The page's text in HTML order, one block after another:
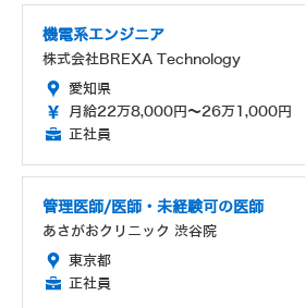
機電系エンジニア
株式会社BREXA Technology
愛知県
月給22万8,000円～26万1,000円
正社員
管理医師/医師・未経験可の医師
あさがおクリニック 渋谷院
東京都
正社員